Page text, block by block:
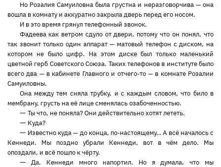
Но Розалия Самуиловна была грустна и неразговорчива — она
вошла в комнату и аккуратно закрыла дверь перед его носом.
И в это время грянул телефонный звонок.
Фадеева как ветром сдуло от двери, потому что он понял, что
так звонит только один аппарат — матовый телефон с диском, на
котором не было цифр. На этом диске был только маленький
цветной герб Советского Союза. Таких телефонов в институте было
всего два — в кабинете Главного и отчего-то — в комнате Розалии
Самуиловны.
Она между тем сняла трубку, и с каждым словом, что било в
мембрану, грусть на её лице сменялась озабоченностью.
— Ты что, не поняла? Они действительно хотят лететь.
— Куда?
— Известно куда — до конца, по-настоящему… А всё началось с
Кеннеди. Мы поздно убрали Кеннеди, вот в чём дело. Мы
опоздали, и всё пошло к чёрту.
—Да, Кеннеди много напортил. Но я думала, что мы